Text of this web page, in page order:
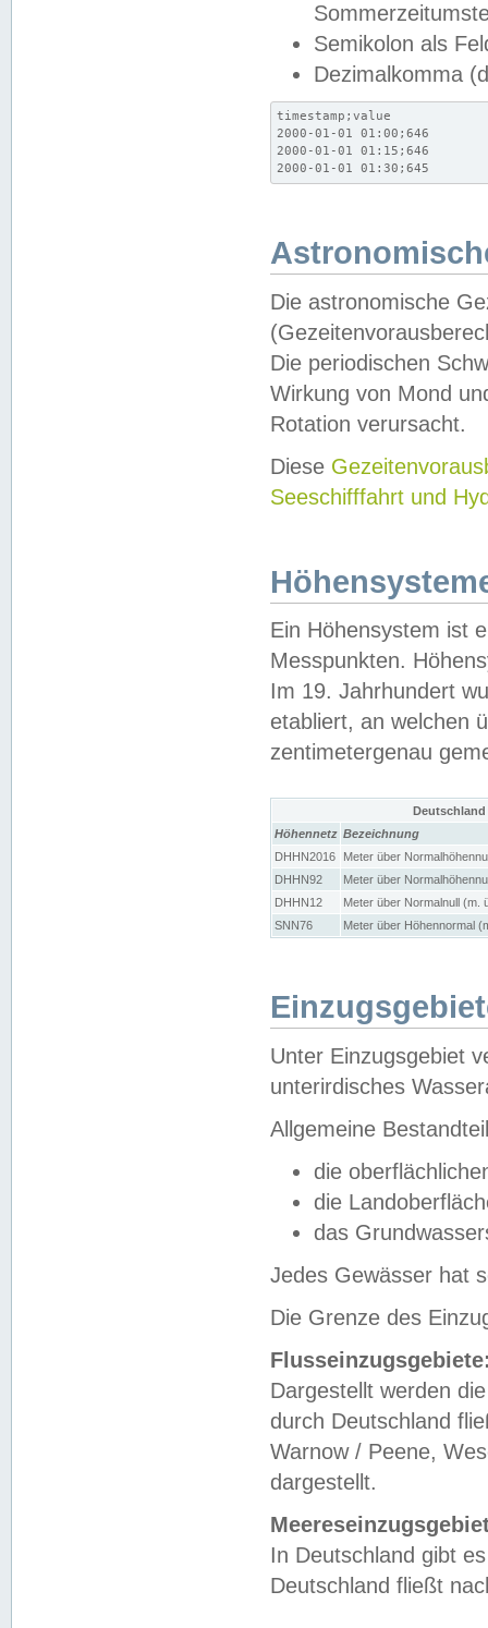
Semikolon als
Dezimalkomma
timestamp;value
2000-01-01 01:00;646
2000-01-01 01:15;646
2000-01-01 01:30;645
Die astronomische
Die periodischen
Wirkung von Mond
Rotation verursacht.
Diese
Seeschifffahrt und
Ein Höhensystem ist
Messpunkten.
Im 19. Jahrhundert
etabliert, an welchen
zentimetergenau
Höhennetz Bezeichnung
DHHN2016
Meter über
DHHN92
Meter über
DHHN12
Meter über Normalnull (m.
SNN76
Meter über Höhennormal
Unter Einzugsgebiet
unterirdisches
Allgemeine
die
die
das
Jedes Gewässer hat
Die Grenze des
Dargestellt werden
durch Deutschland
Warnow / Peene,
dargestellt.
In Deutschland gibt
Deutschland fließt